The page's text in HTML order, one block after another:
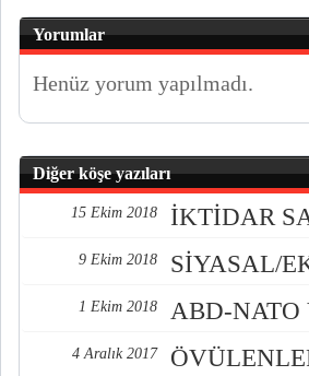
Yorumlar
Henüz yorum yapılmadı.
Diğer köşe yazıları
15 Ekim 2018 İKTİDAR
9 Ekim 2018 SİYASAL/
1 Ekim 2018 ABD-NATO
4 Aralık 2017